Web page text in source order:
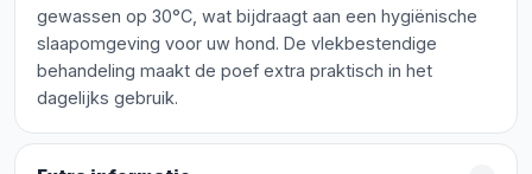
gewassen op 30°C, wat bijdraagt aan een hygiënische
slaapomgeving voor uw hond. De vlekbestendige
behandeling maakt de poef extra praktisch in het
dagelijks gebruik.